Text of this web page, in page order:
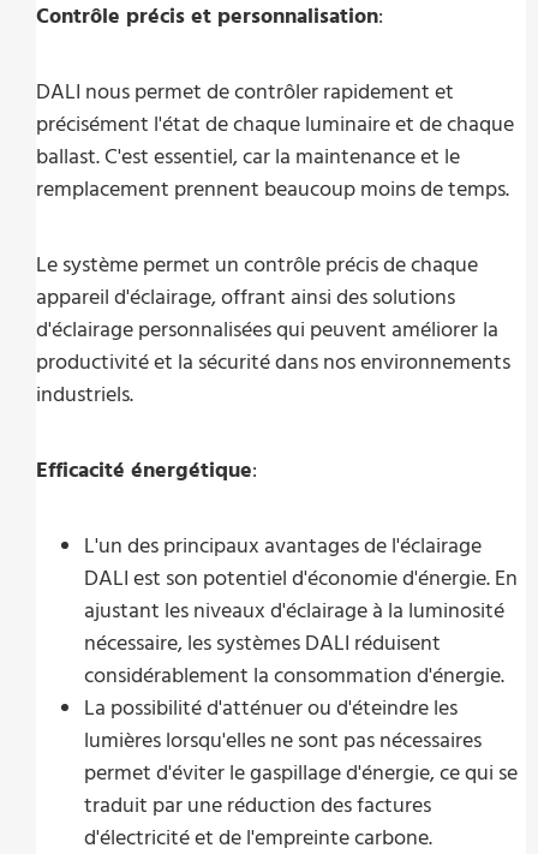
Contrôle précis et personnalisation:
DALI nous permet de contrôler rapidement et
précisément l'état de chaque luminaire et de chaque
ballast. C'est essentiel, car la maintenance et le
remplacement prennent beaucoup moins de temps.
Le système permet un contrôle précis de chaque
appareil d'éclairage, offrant ainsi des solutions
d'éclairage personnalisées qui peuvent améliorer la
productivité et la sécurité dans nos environnements
industriels.
Efficacité énergétique:
L'un des principaux avantages de l'éclairage
DALI est son potentiel d'économie d'énergie. En
ajustant les niveaux d'éclairage à la luminosité
nécessaire, les systèmes DALI réduisent
considérablement la consommation d'énergie.
La possibilité d'atténuer ou d'éteindre les
lumières lorsqu'elles ne sont pas nécessaires
permet d'éviter le gaspillage d'énergie, ce qui se
traduit par une réduction des factures
d'électricité et de l'empreinte carbone.